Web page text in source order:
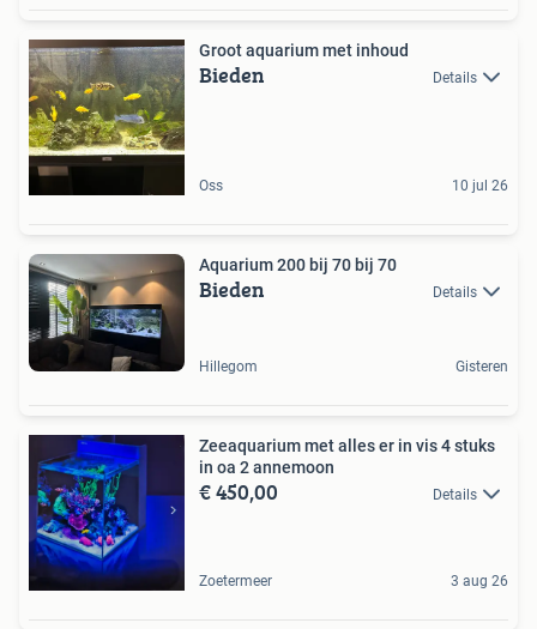
Groot aquarium met inhoud
Bieden Details
Oss 10 jul 26
Aquarium 200 bij 70 bij 70
Bieden Details
Hillegom Gisteren
Zeeaquarium met alles er in vis 4 stuks
in oa 2 annemoon
€ 450,00 Details
Zoetermeer 3 aug 26